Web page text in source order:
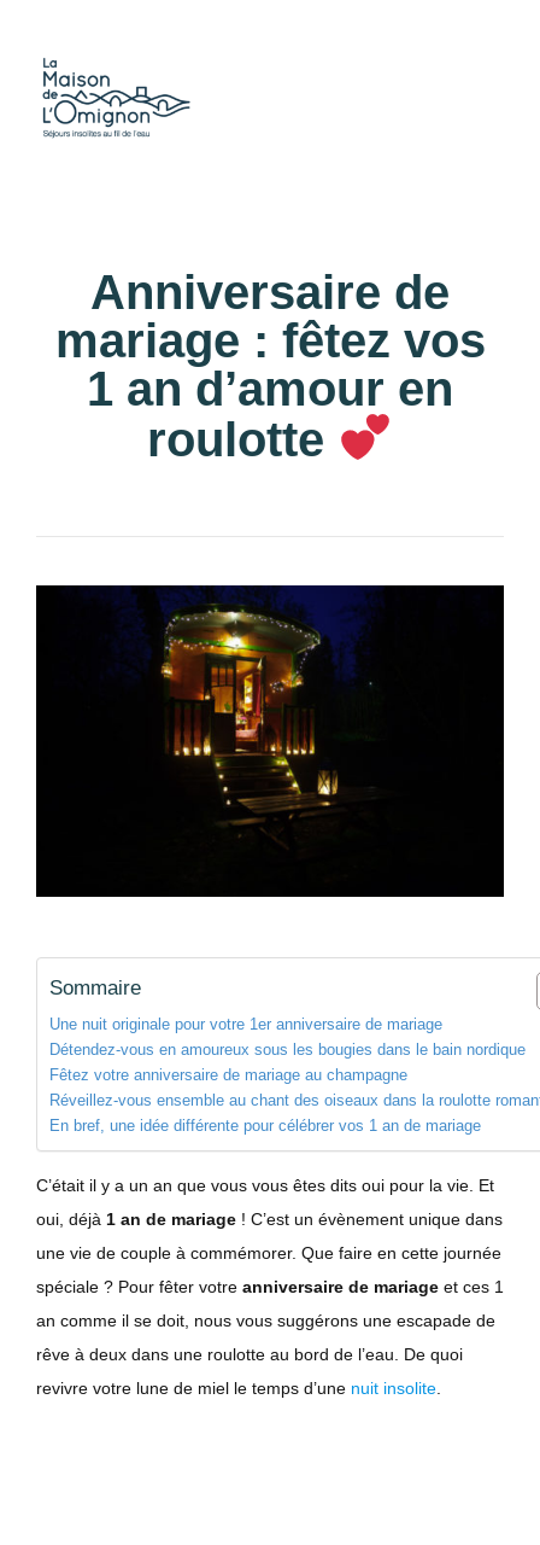
Anniversaire de
mariage : fêtez vos
1 an d’amour en
roulotte
Sommaire
Une nuit originale pour votre 1er anniversaire de mariage
Détendez-vous en amoureux sous les bougies dans le bain nordique
Fêtez votre anniversaire de mariage au champagne
Réveillez-vous ensemble au chant des oiseaux dans la roulotte
En bref, une idée différente pour célébrer vos 1 an de mariage
C’était il y a un an que vous vous êtes dits oui pour la vie. Et
oui, déjà 1 an de mariage ! C’est un évènement unique dans
une vie de couple à commémorer. Que faire en cette journée
spéciale ? Pour fêter votre anniversaire de mariage et ces 1
an comme il se doit, nous vous suggérons une escapade de
rêve à deux dans une roulotte au bord de l’eau. De quoi
revivre votre lune de miel le temps d’une nuit insolite.